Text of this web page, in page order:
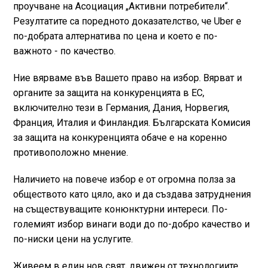
проучване на Асоциация „Активни потребители“.
Резултатите са поредното доказателство, че Uber е
по-добрата алтернатива по цена и което е по-
важното - по качество.
Ние вярваме във Вашето право на избор. Вярват и
органите за защита на конкуренцията в ЕС,
включително тези в Германия, Дания, Норвегия,
Франция, Италия и Финландия. Българската Комисия
за защита на конкуренцията обаче е на коренно
противоположно мнение.
Наличието на повече избор е от огромна полза за
обществото като цяло, ако и да създава затруднения
на съществуващите конюнктурни интереси. По-
големият избор винаги води до по-добро качество и
по-ниски цени на услугите.